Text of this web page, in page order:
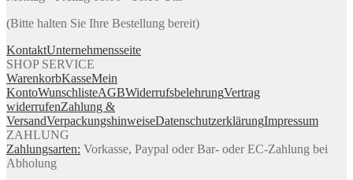
(Bitte halten Sie Ihre Bestellung bereit)
KontaktUnternehmensseite
SHOP SERVICE
WarenkorbKasseMein
KontoWunschlisteAGBWiderrufsbelehrungVertrag
widerrufenZahlung &
VersandVerpackungshinweiseDatenschutzerklärungImpressum
ZAHLUNG
Zahlungsarten: Vorkasse, Paypal oder Bar- oder EC-Zahlung bei
Abholung